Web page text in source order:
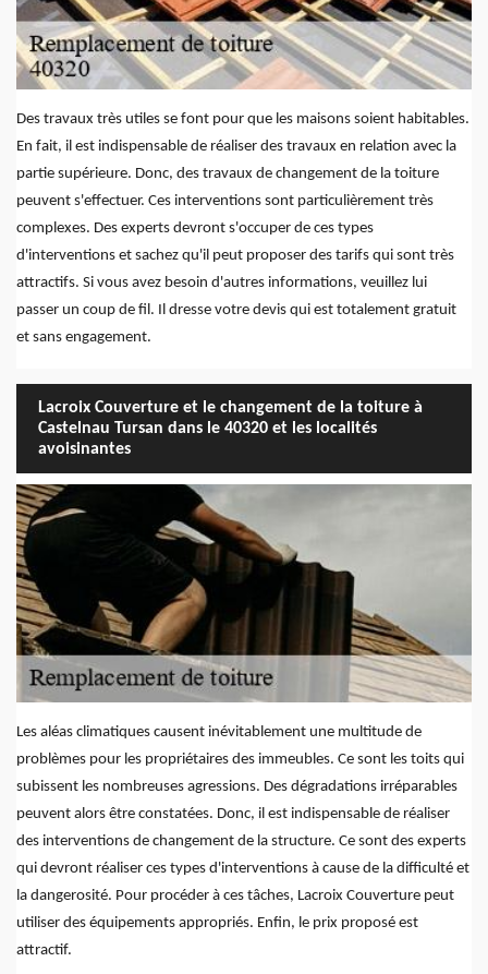
Des travaux très utiles se font pour que les maisons soient habitables.
En fait, il est indispensable de réaliser des travaux en relation avec la
partie supérieure. Donc, des travaux de changement de la toiture
peuvent s'effectuer. Ces interventions sont particulièrement très
complexes. Des experts devront s'occuper de ces types
d'interventions et sachez qu'il peut proposer des tarifs qui sont très
attractifs. Si vous avez besoin d'autres informations, veuillez lui
passer un coup de fil. Il dresse votre devis qui est totalement gratuit
et sans engagement.
Lacroix Couverture et le changement de la toiture à
Castelnau Tursan dans le 40320 et les localités
avoisinantes
Les aléas climatiques causent inévitablement une multitude de
problèmes pour les propriétaires des immeubles. Ce sont les toits qui
subissent les nombreuses agressions. Des dégradations irréparables
peuvent alors être constatées. Donc, il est indispensable de réaliser
des interventions de changement de la structure. Ce sont des experts
qui devront réaliser ces types d'interventions à cause de la difficulté et
la dangerosité. Pour procéder à ces tâches, Lacroix Couverture peut
utiliser des équipements appropriés. Enfin, le prix proposé est
attractif.